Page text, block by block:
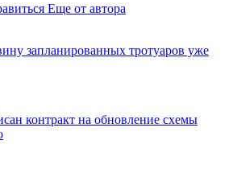
Еще от автора
запланированных тротуаров уже
контракт на обновление схемы